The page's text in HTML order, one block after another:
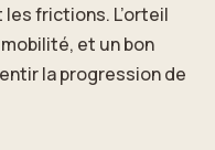
frictions. L’orteil
et un bon
la progression de